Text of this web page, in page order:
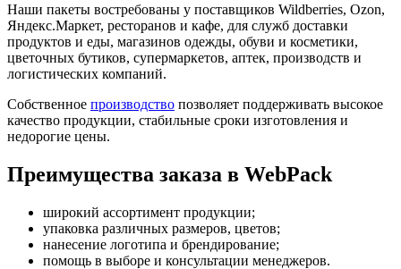
Наши пакеты востребованы у поставщиков Wildberries, Ozon,
Яндекс.Маркет, ресторанов и кафе, для служб доставки
продуктов и еды, магазинов одежды, обуви и косметики,
цветочных бутиков, супермаркетов, аптек, производств и
логистических компаний.
Собственное производство позволяет поддерживать высокое
качество продукции, стабильные сроки изготовления и
недорогие цены.
Преимущества заказа в WebPack
широкий ассортимент продукции;
упаковка различных размеров, цветов;
нанесение логотипа и брендирование;
помощь в выборе и консультации менеджеров.